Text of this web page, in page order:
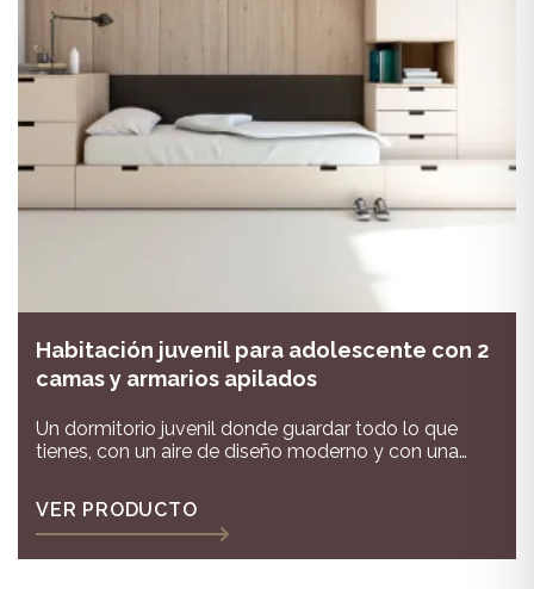
Habitación juvenil para adolescente con 2
camas y armarios apilados
Un dormitorio juvenil donde guardar todo lo que
tienes, con un aire de diseño moderno y con una
VER PRODUCTO